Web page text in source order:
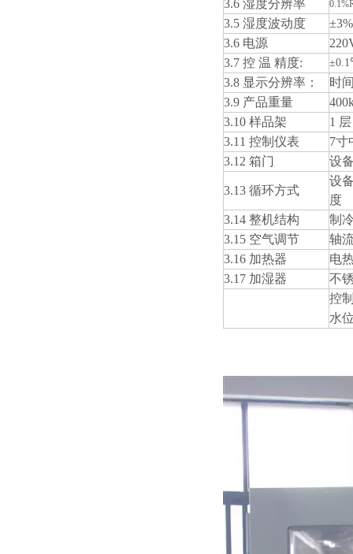
3.6 湿度分辨率
3.5 湿度波动度
3.6 电源
3.7 控 温 精度:
3.8 显示分辨率：
时
3.9 产品重量
3.10 样品架
1 层
3.11 控制仪表
7寸
3.12 箱门
设
3.13 循环方式
设
度
3.14 整机结构
制
3.15 空气调节
轴
3.16 加热器
电
3.17 加湿器
不
控
水